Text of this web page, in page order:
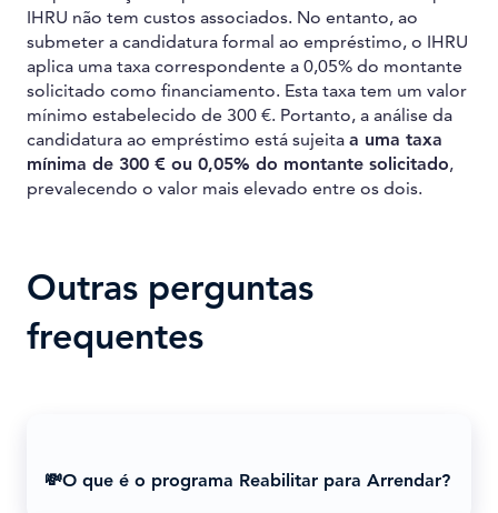
IHRU não tem custos associados. No entanto, ao
submeter a candidatura formal ao empréstimo, o IHRU
aplica uma taxa correspondente a 0,05% do montante
solicitado como financiamento. Esta taxa tem um valor
mínimo estabelecido de 300 €. Portanto, a análise da
candidatura ao empréstimo está sujeita a uma taxa
mínima de 300 € ou 0,05% do montante solicitado,
prevalecendo o valor mais elevado entre os dois.
Outras perguntas
frequentes
💸O que é o programa Reabilitar para Arrendar?